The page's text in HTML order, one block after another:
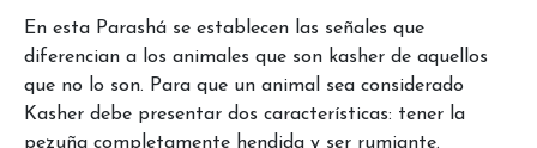
En esta Parashá se establecen las señales que
diferencian a los animales que son kasher de aquellos
que no lo son. Para que un animal sea considerado
Kasher debe presentar dos características: tener la
pezuña completamente hendida y ser rumiante.